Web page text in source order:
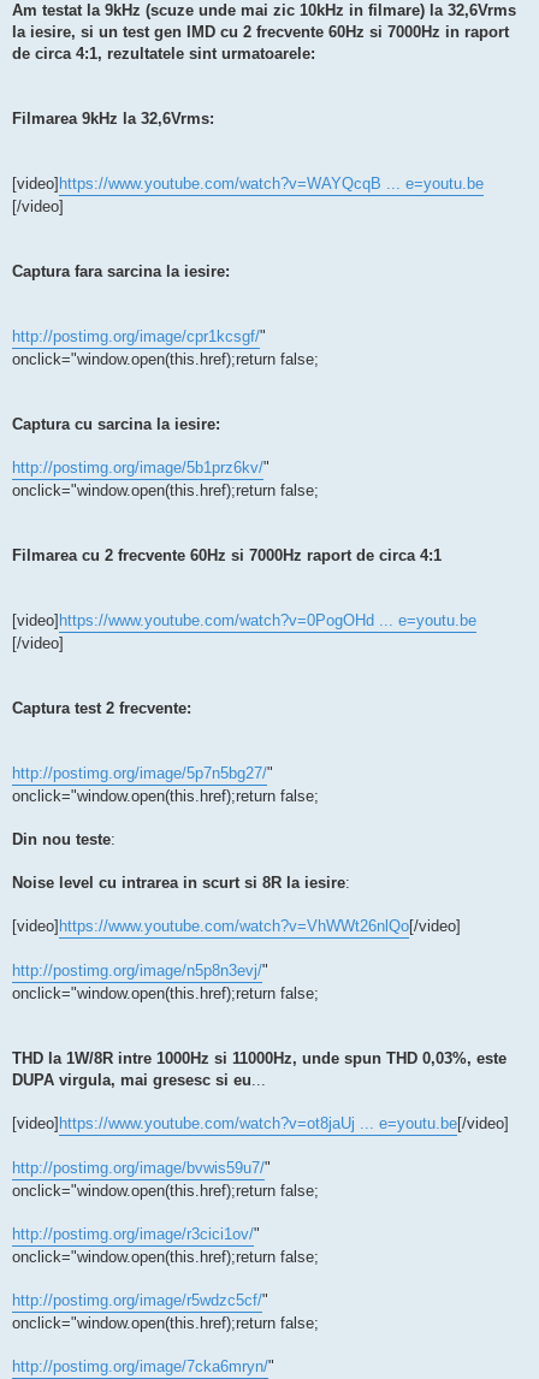
Am testat la 9kHz (scuze unde mai zic 10kHz in filmare) la 32,6Vrms
la iesire, si un test gen IMD cu 2 frecvente 60Hz si 7000Hz in raport
de circa 4:1, rezultatele sint urmatoarele:
Filmarea 9kHz la 32,6Vrms:
[video] https://www.youtube.com/watch?v=WAYQcqB ... e=youtu.be
[/video]
Captura fara sarcina la iesire:
http://postimg.org/image/cpr1kcsgf/"
onclick="window.open(this.href);return false;
Captura cu sarcina la iesire:
http://postimg.org/image/5b1prz6kv/"
onclick="window.open(this.href);return false;
Filmarea cu 2 frecvente 60Hz si 7000Hz raport de circa 4:1
[video] https://www.youtube.com/watch?v=0PogOHd ... e=youtu.be
[/video]
Captura test 2 frecvente:
http://postimg.org/image/5p7n5bg27/"
onclick="window.open(this.href);return false;
Din nou teste:
Noise level cu intrarea in scurt si 8R la iesire:
[video] https://www.youtube.com/watch?v=VhWWt26nlQo[/video]
http://postimg.org/image/n5p8n3evj/"
onclick="window.open(this.href);return false;
THD la 1W/8R intre 1000Hz si 11000Hz, unde spun THD 0,03%, este
DUPA virgula, mai gresesc si eu...
[video] https://www.youtube.com/watch?v=ot8jaUj ... e=youtu.be[/video]
http://postimg.org/image/bvwis59u7/"
onclick="window.open(this.href);return false;
http://postimg.org/image/r3cici1ov/"
onclick="window.open(this.href);return false;
http://postimg.org/image/r5wdzc5cf/"
onclick="window.open(this.href);return false;
http://postimg.org/image/7cka6mryn/"